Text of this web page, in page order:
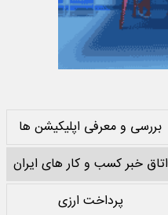
بررسی و معرفی اپلیکیشن ها
اتاق خبر کسب و کار های ایران
پرداخت ارزی